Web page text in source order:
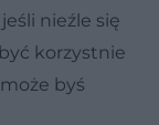
nieźle się
korzystnie
byś